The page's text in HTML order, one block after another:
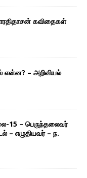
கவிதைகள்
என்ன? – அறிவியல்
15 – பெருந்தலைவர்
– எழுதியவர் – ந.